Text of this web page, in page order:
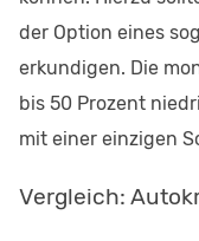
der Option eines
erkundigen. Die
bis 50 Prozent
mit einer einzigen
Vergleich: